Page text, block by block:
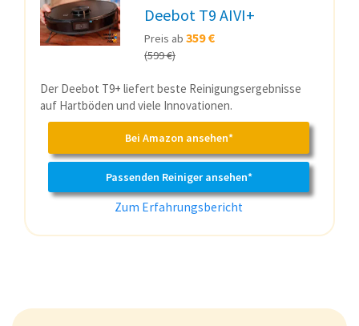
Deebot T9 AIVI+
Preis ab 359 €
(599 €)
Der Deebot T9+ liefert beste Reinigungsergebnisse
auf Hartböden und viele Innovationen.
Bei Amazon ansehen*
Passenden Reiniger ansehen*
Zum Erfahrungsbericht